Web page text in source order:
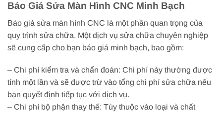
Báo Giá Sửa Màn Hình CNC Minh Bạch
Báo giá sửa màn hình CNC là một phần quan trọng của
quy trình sửa chữa. Một dịch vụ sửa chữa chuyên nghiệp
sẽ cung cấp cho bạn báo giá minh bạch, bao gồm:
– Chi phí kiểm tra và chẩn đoán: Chi phí này thường được
tính một lần và sẽ được trừ vào tổng chi phí sửa chữa nếu
bạn quyết định tiếp tục với dịch vụ.
– Chi phí bộ phận thay thế: Tùy thuộc vào loại và chất